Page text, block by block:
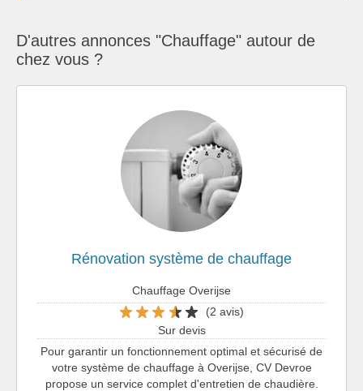
D'autres annonces "Chauffage" autour de
chez vous ?
Rénovation système de chauffage
Chauffage Overijse
(2 avis)
Sur devis
Pour garantir un fonctionnement optimal et sécurisé de
votre système de chauffage à Overijse, CV Devroe
propose un service complet d'entretien de chaudière.